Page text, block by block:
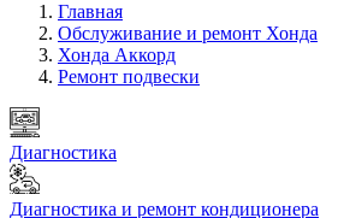
Главная
Обслуживание и ремонт Хонда
Хонда Аккорд
Ремонт подвески
Диагностика
Диагностика и ремонт кондиционера